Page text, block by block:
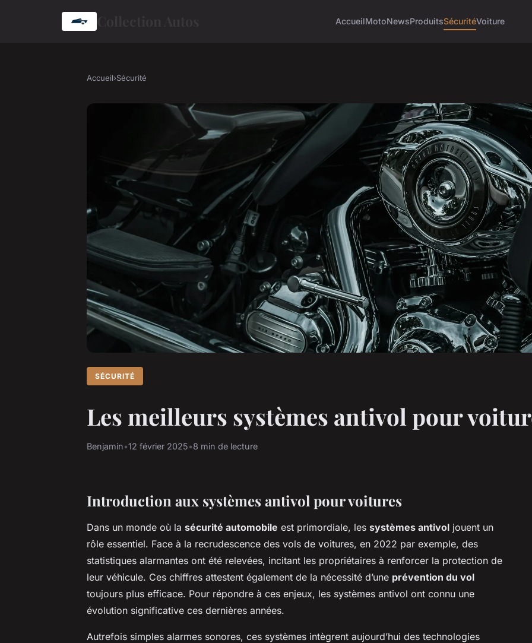
AccueilMotoNewsProduitsSécuritéVoiture
Accueil›Sécurité
SÉCURITÉ
Les meilleurs systèmes antivol pour
Benjamin•12 février 2025•8 min de lecture
Introduction aux systèmes antivol pour voitures
Dans un monde où la sécurité automobile est primordiale, les systèmes antivol jouent un
rôle essentiel. Face à la recrudescence des vols de voitures, en 2022 par exemple, des
statistiques alarmantes ont été relevées, incitant les propriétaires à renforcer la protection de
leur véhicule. Ces chiffres attestent également de la nécessité d’une prévention du vol
toujours plus efficace. Pour répondre à ces enjeux, les systèmes antivol ont connu une
évolution significative ces dernières années.
Autrefois simples alarmes sonores, ces systèmes intègrent aujourd’hui des technologies